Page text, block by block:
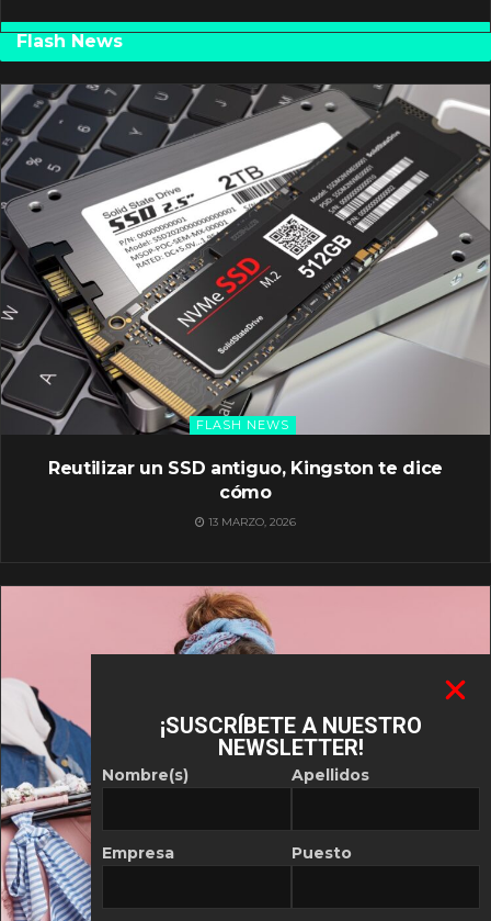
Flash News
FLASH NEWS
Reutilizar un SSD antiguo, Kingston te dice
cómo
13 MARZO, 2026
¡SUSCRÍBETE A NUESTRO
NEWSLETTER!
Nombre(s)
Empresa
Apellidos
Puesto